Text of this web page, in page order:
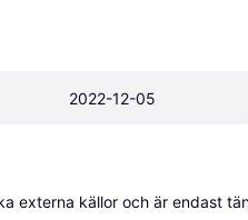
2022-12-05
externa källor och är endast